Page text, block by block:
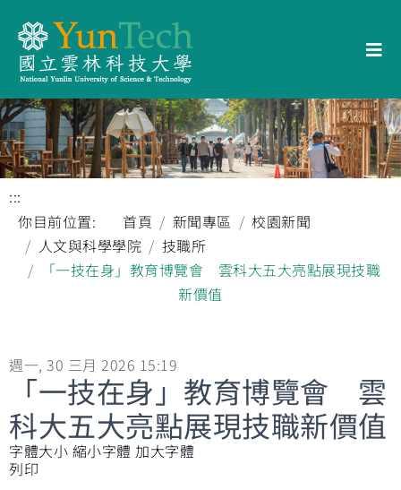
:::
你目前位置:
首頁 新聞專區
校園新聞
人文與科學學院
技職所
「一技在身」教育博覽會 雲科大五大亮點展現技職
新價值
週一, 30 三月 2026 15:19
「一技在身」教育博覽會 雲
科大五大亮點展現技職新價值
字體大小 縮小字體 加大字體
列印